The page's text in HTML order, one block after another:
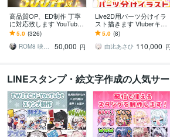
高品質OP、ED制作 丁寧
に対応致します YouTube
初心者からベテランまで
使える豊富なラインナッ
プ
5.0 (326)
ROM8 映像クリエイター
50,000 円
Live2D用パーツ分けイラ
スト描きます Vtuberキャ
ラクターデザイン・live2D
用パーツ分け
5.0 (8)
由比あさひ 110,000 円
LINEスタンプ・絵文字作成の人気サ